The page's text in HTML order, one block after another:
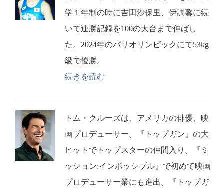
学１年制の時に吉田沙保里、伊調馨に続
いて連勝記録を100の大台まで伸ばし
た。2024年のパリオリンピックにて53kg
級で優勝。
続きを読む
トム・クルーズは、アメリカの俳優、映
画プロデューサー。『トップガン』の大
ヒットでトップスターの仲間入り。『ミ
ッション:インポッシブル』で初めて映画
プロデューサー業にも進出。『トップガ